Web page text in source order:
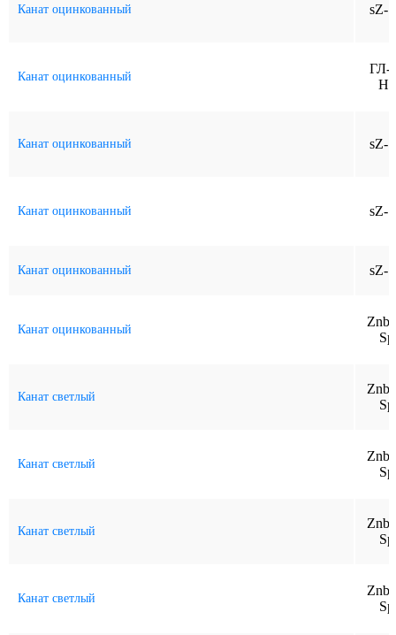
Канат оцинкованный sZ-
Канат оцинкованный
ГЛ-
Н-
Канат оцинкованный sZ-
Канат оцинкованный sZ-
Канат оцинкованный sZ-
Канат оцинкованный
Канат светлый
Канат светлый
Канат светлый
Канат светлый